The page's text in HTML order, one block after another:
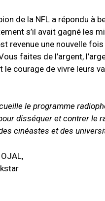
de la NFL a répondu à
s’il avait gagné les
revenue une nouvelle
faites de l’argent,
le courage de vivre leurs
le programme
disséquer et contrer le
cinéastes et des